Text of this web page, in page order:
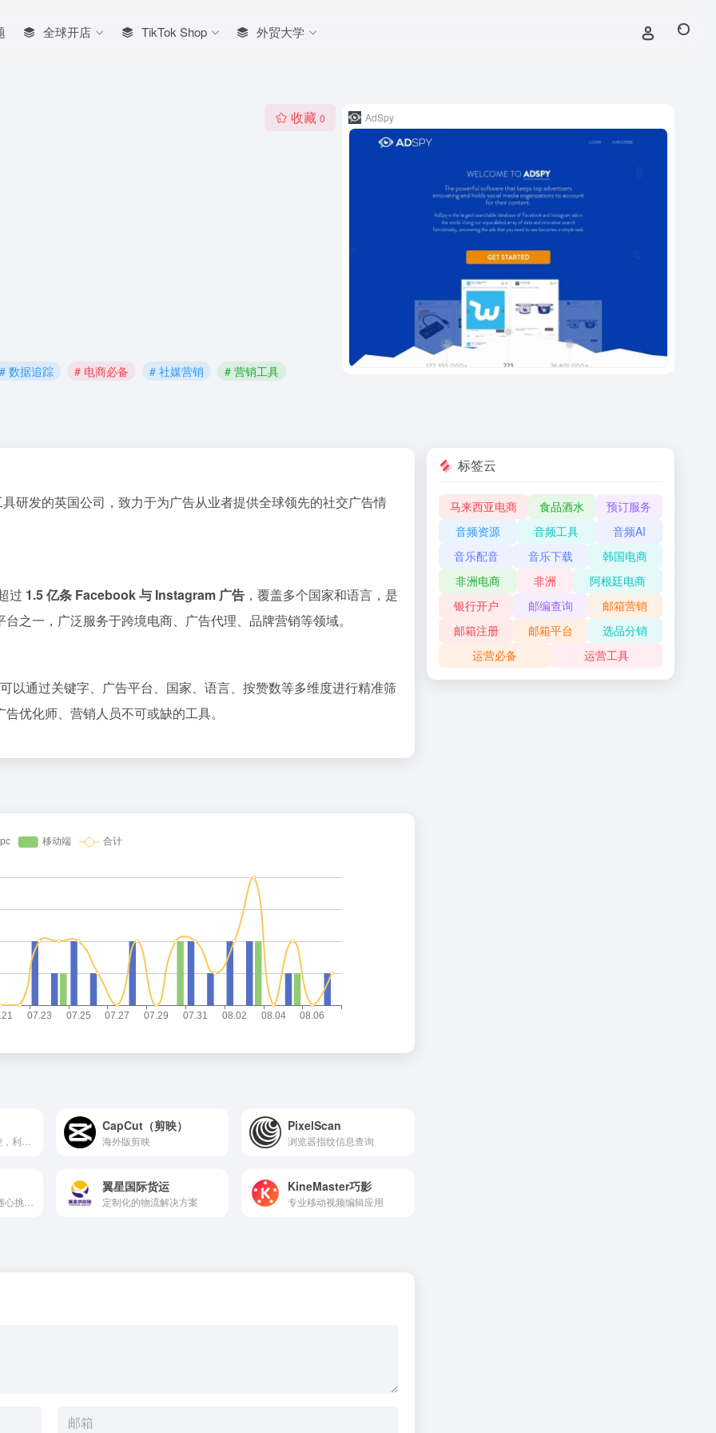
全球开店 TikTok Shop 外贸大学
收藏 0
# 数据追踪 # 电商必备 # 社媒营销 # 营销工具
AdSpy
研发的英国公司， 致力于为广告从业者提供全球领先的社交广告情
过 1.5亿条 Facebook与 Instagram 广告 ， 覆盖多个国家和语言， 是
台之一， 广泛服务于跨境电商、 广告代理、 品牌营销等领域。
可以通过关键字、 广告平台、 国家、 语言、 按赞数等多维度进行精准筛
告优化师、 营销人员不可或缺的工具。
CapCut（剪映）
海外版剪映
PixelScan
浏览器指纹信息查询
汇聚FB海量网红，随心挑选优质网红进行群组推广。 网红资源丰富，价格实惠，信息透明，让你每一分钱都花得明明白白。
翼星国际货运
定制化的物流解决方案
KineMaster巧影
专业移动视频编辑应用
标签云
马来西亚电商 食品酒水
预订服务
音频资源
音频工具
音频AI
音乐配音
音乐下载
韩国电商
非洲电商
非洲
阿根廷电商
银行开户
邮编查询
邮箱营销
邮箱注册
邮箱平台
选品分销
运营必备
运营工具